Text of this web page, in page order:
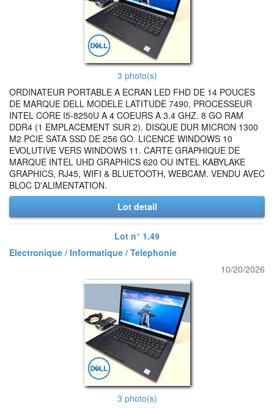
3 photo(s)
ORDINATEUR PORTABLE A ECRAN LED FHD DE 14 POUCES
DE MARQUE DELL MODELE LATITUDE 7490, PROCESSEUR
INTEL CORE I5-8250U A 4 COEURS A 3.4 GHZ. 8 GO RAM
DDR4 (1 EMPLACEMENT SUR 2). DISQUE DUR MICRON 1300
M2 PCIE SATA SSD DE 256 GO. LICENCE WINDOWS 10
EVOLUTIVE VERS WINDOWS 11. CARTE GRAPHIQUE DE
MARQUE INTEL UHD GRAPHICS 620 OU INTEL KABYLAKE
GRAPHICS, RJ45, WIFI & BLUETOOTH, WEBCAM. VENDU AVEC
BLOC D'ALIMENTATION.
Lot detail
Lot n° 1.49
Electronique / Informatique / Telephonie
10/20/2026
3 photo(s)